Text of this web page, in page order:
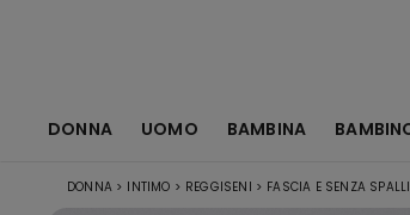
DONNA UOMO BAMBINA
DONNA > INTIMO > REGGISENI > FASCIA E SENZA